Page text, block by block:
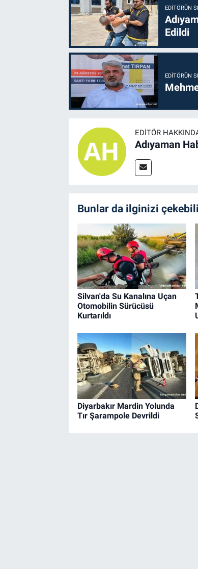
EDITÖRÜN
Edildi
EDITÖRÜN
EDITÖR
Adıyaman
Bunlar da ilginizi
Silvan'da Su Kanalına Uçan
Otomobilin Sürücüsü
Kurtarıldı
Diyarbakır Mardin Yolunda
Tır Şarampole Devrildi